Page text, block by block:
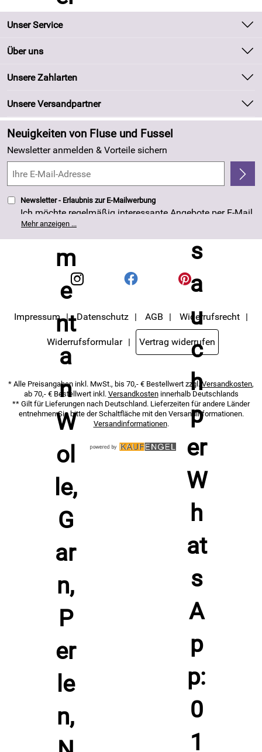
Unser Service
Kontakt
Kundeninformationen
Newsletter
Zahlung und Versand
Kundenlogin
Über uns
Unsere Bestseller
Neu
Angebote
Made in Germany
4,8/5*****
Unsere Zahlarten
Unsere Versandpartner
Neuigkeiten von Fluse und Fussel
Newsletter anmelden & Vorteile sichern
Newsletter - Erlaubnis zur E-Mailwerbung
Ich möchte regelmäßig interessante Angebote per E-Mail
erhalten. Meine E-Mail-Adresse wird nicht an andere
Unternehmen weitergegeben. Die Einwilligung zur
Nutzung meiner E-Mail- Adresse für Werbezwecke kann
Datenschutzerklärung habe ich zur Kenntnis
genommen.
Mehr anzeigen ...
Impressum Datenschutz AGB Widerrufsrecht
Widerrufsformular Vertrag widerrufen
* Alle Preisangaben inkl. MwSt., bis 70,- € Bestellwert zzgl. Versandkosten,
ab 70,- € Bestellwert inkl. Versandkosteninnerhalb Deutschlands
** Gilt für Lieferungen nach Deutschland. Lieferzeiten für andere Länder
entnehmen Sie bitte der Schaltfläche mit den Versandinformationen.
Versandinformationen.